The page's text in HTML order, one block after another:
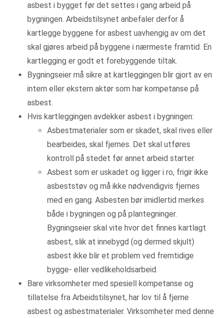
asbest i bygget før det settes i gang arbeid på
bygningen. Arbeidstilsynet anbefaler derfor å
kartlegge byggene for asbest uavhengig av om det
skal gjøres arbeid på byggene i nærmeste framtid. En
kartlegging er godt et forebyggende tiltak.
Bygningseier må sikre at kartleggingen blir gjort av en
intern eller ekstern aktør som har kompetanse på
asbest.
Hvis kartleggingen avdekker asbest i bygningen:
Asbestmaterialer som er skadet, skal rives eller
bearbeides, skal fjernes. Det skal utføres
kontroll på stedet før annet arbeid starter.
Asbest som er uskadet og ligger i ro, frigir ikke
asbeststøv og må ikke nødvendigvis fjernes
med en gang. Asbesten bør imidlertid merkes
både i bygningen og på plantegninger.
Bygningseier skal vite hvor det finnes kartlagt
asbest, slik at innebygd (og dermed skjult)
asbest ikke blir et problem ved fremtidige
bygge- eller vedlikeholdsarbeid.
Bare virksomheter med spesiell kompetanse og
tillatelse fra Arbeidstilsynet, har lov til å fjerne
asbest og asbestmaterialer. Virksomheter med denne